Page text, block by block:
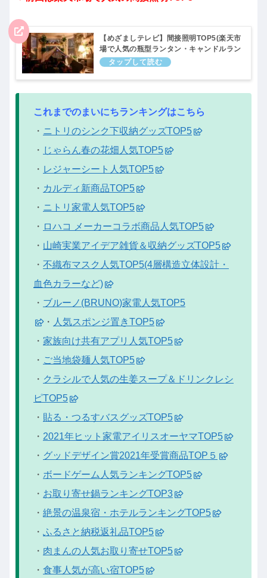
【めざましテレビ】間接照明TOP5(楽天市
場で人気の瓶型ランタン・キャンドルラン
プ・ミッフィーライトなど)まいにちラン
これまでのまいにちランキングはこちら
・ ニトリのシンク下収納グッズTOP5
・ じゃらん春の花畑人気TOP5
・ レジャーシート人気TOP5
・ カルディ新商品TOP5
・ ニトリ家電人気TOP5
・ ロハコ メーカーコラボ商品人気TOP5
・ 山崎実業アイデア雑貨＆収納グッズTOP5
・ 不織布マスク人気TOP5(4層構造立体設計・
血色カラーなど)
・ ブルーノ(BRUNO)家電人気TOP5
・ 人気スポンジ置きTOP5
・ 家族向け共有アプリ人気TOP5
・ ご当地袋麺人気TOP5
・ クラシルで人気の生姜スープ＆ドリンクレシ
ピTOP5
・ 貼る・つるすバスグッズTOP5
・ 2021年ヒット家電アイリスオーヤマTOP5
・ グッドデザイン賞2021年受賞商品TOP５
・ ボードゲーム人気ランキングTOP5
・ お取り寄せ鍋ランキングTOP3
・ 絶景の温泉宿・ホテルランキングTOP5
・ ふるさと納税返礼品TOP5
・ 肉まんの人気お取り寄せTOP5
・ 食事人気が高い宿TOP5